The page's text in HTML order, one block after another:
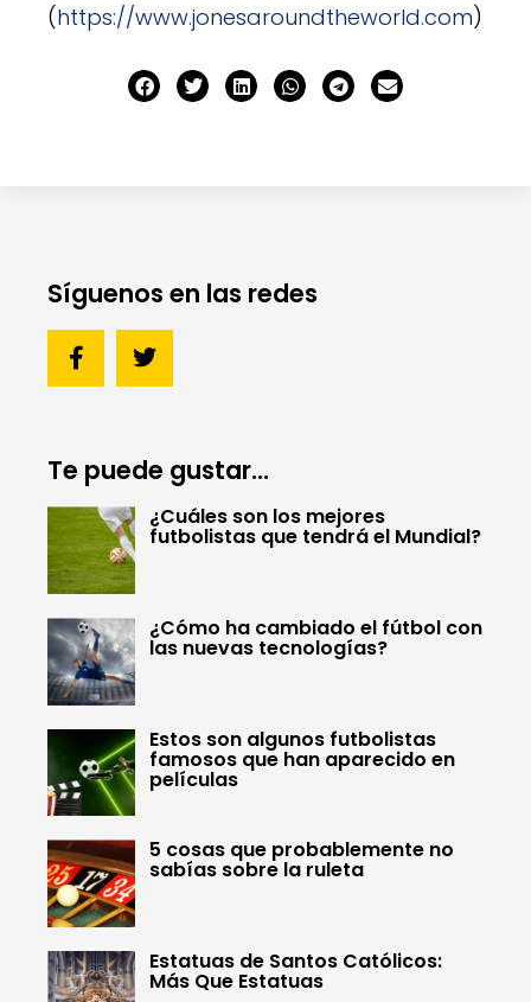
(https://www.jonesaroundtheworld.com)
Síguenos en las redes
Te puede gustar...
¿Cuáles son los mejores
futbolistas que tendrá el Mundial?
¿Cómo ha cambiado el fútbol con
las nuevas tecnologías?
Estos son algunos futbolistas
famosos que han aparecido en
películas
5 cosas que probablemente no
sabías sobre la ruleta
Estatuas de Santos Católicos:
Más Que Estatuas